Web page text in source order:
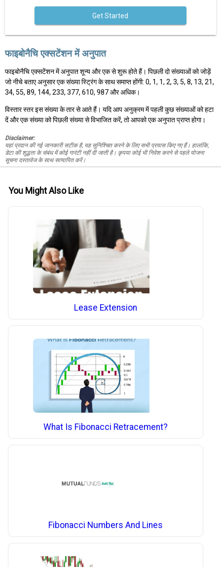
Get Started
फाइबोनैचि एक्सटेंशन में अनुपात
फाइबोनैचि एक्सटेंशन में अनुपात शून्य और एक से शुरू होते हैं। पिछली दो संख्याओं को जोड़ें
जो नीचे बताए अनुसार एक संख्या स्ट्रिंग के साथ समाप्त होंगी: 0, 1, 1, 2, 3, 5, 8, 13, 21,
34, 55, 89, 144, 233, 377, 610, 987 और अधिक।
विस्तार स्तर इस संख्या के तार से आते हैं। यदि आप अनुक्रम में पहली कुछ संख्याओं को हटा
दें और एक संख्या को पिछली संख्या से विभाजित करें, तो आपको एक अनुपात प्राप्त होगा।
Disclaimer:
यहां प्रदान की गई जानकारी सटीक है, यह सुनिश्चित करने के लिए सभी प्रयास किए गए हैं। हालांकि,
डेटा की शुद्धता के संबंध में कोई गारंटी नहीं दी जाती है। कृपया कोई भी निवेश करने से पहले योजना
सूचना दस्तावेज के साथ सत्यापित करें।
You Might Also Like
Lease Extension
What Is Fibonacci Retracement?
Fibonacci Numbers And Lines